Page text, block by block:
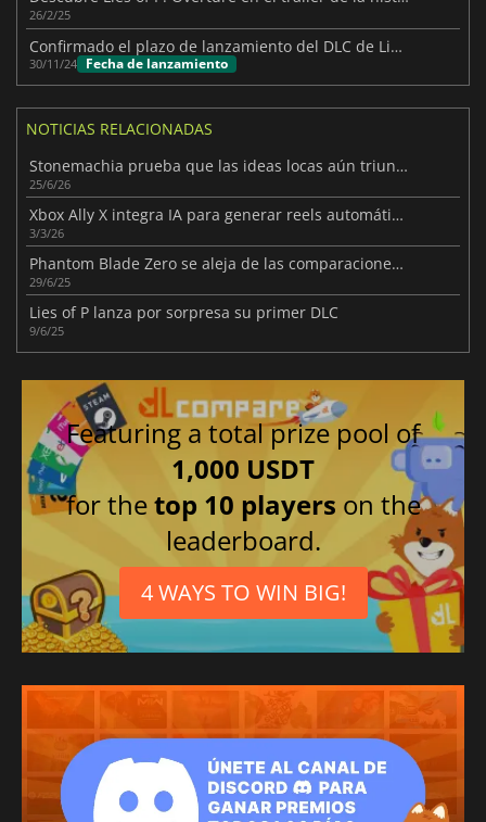
26/2/25
Confirmado el plazo de lanzamiento del DLC de Lies of P
30/11/24 Fecha de lanzamiento
NOTICIAS RELACIONADAS
Stonemachia prueba que las ideas locas aún triunfan
25/6/26
Xbox Ally X integra IA para generar reels automáticos
3/3/26
Phantom Blade Zero se aleja de las comparaciones con Souls
29/6/25
Lies of P lanza por sorpresa su primer DLC
9/6/25
Featuring a total prize pool of
1,000 USDT
for thetop 10 players on the
leaderboard.
4 WAYS TO WIN BIG!